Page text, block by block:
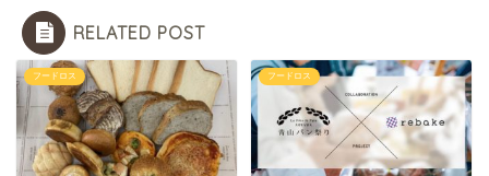
RELATED POST
フードロス フードロス